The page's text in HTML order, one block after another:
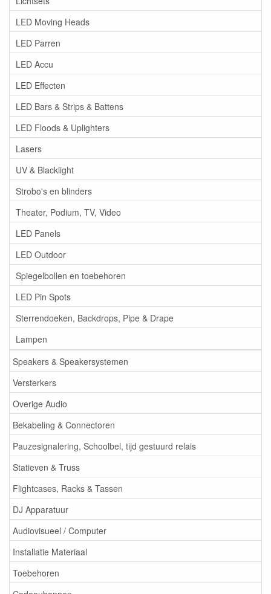
LED Moving Heads
LED Parren
LED Accu
LED Effecten
LED Bars & Strips & Battens
LED Floods & Uplighters
Lasers
UV & Blacklight
Strobo's en blinders
Theater, Podium, TV, Video
LED Panels
LED Outdoor
Spiegelbollen en toebehoren
LED Pin Spots
Sterrendoeken, Backdrops, Pipe & Drape
Lampen
Speakers & Speakersystemen
Versterkers
Overige Audio
Bekabeling & Connectoren
Pauzesignalering, Schoolbel, tijd gestuurd relais
Statieven & Truss
Flightcases, Racks & Tassen
DJ Apparatuur
Audiovisueel / Computer
Installatie Materiaal
Toebehoren